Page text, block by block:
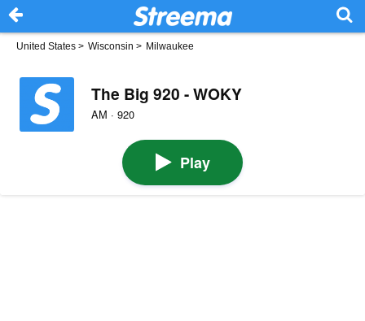
United States > Wisconsin > Milwaukee
The Big 920 - WOKY
AM · 920
Play